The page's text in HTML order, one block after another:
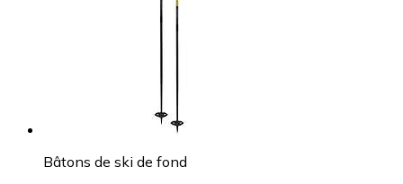
Bâtons de ski de fond